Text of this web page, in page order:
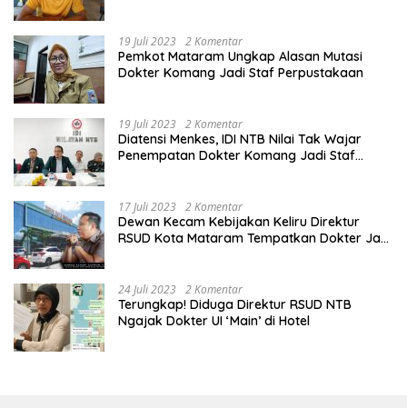
19 Juli 2023 2 Komentar
Pemkot Mataram Ungkap Alasan Mutasi
Dokter Komang Jadi Staf Perpustakaan
19 Juli 2023 2 Komentar
Diatensi Menkes, IDI NTB Nilai Tak Wajar
Penempatan Dokter Komang Jadi Staf
17 Juli 2023 2 Komentar
Dewan Kecam Kebijakan Keliru Direktur
RSUD Kota Mataram Tempatkan Dokter Jadi
24 Juli 2023 2 Komentar
Terungkap! Diduga Direktur RSUD NTB
Ngajak Dokter UI ‘Main’ di Hotel